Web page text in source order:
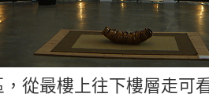
從最樓上往下樓層走可